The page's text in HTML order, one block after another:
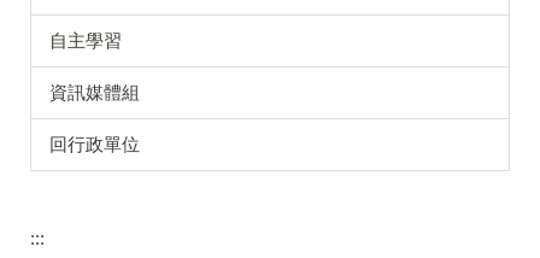
自主學習
資訊媒體組
回行政單位
:::